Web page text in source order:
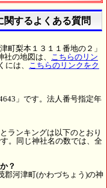
するよくある質問
町梨本１３１１番地の２」
の地図は、 こちらのリン
には、 こちらのリンクをク
」です。法人番号指定年
ランキングは以下のとおり
。同じ神社名の数では、全
？
郡河津町(かわづちょう)の神